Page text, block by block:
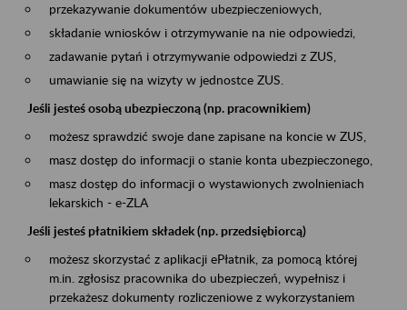
przekazywanie dokumentów ubezpieczeniowych,
składanie wniosków i otrzymywanie na nie odpowiedzi,
zadawanie pytań i otrzymywanie odpowiedzi z ZUS,
umawianie się na wizyty w jednostce ZUS.
Jeśli jesteś osobą ubezpieczoną (np. pracownikiem)
możesz sprawdzić swoje dane zapisane na koncie w ZUS,
masz dostęp do informacji o stanie konta ubezpieczonego,
masz dostęp do informacji o wystawionych zwolnieniach
lekarskich - e-ZLA
Jeśli jesteś płatnikiem składek (np. przedsiębiorcą)
możesz skorzystać z aplikacji ePłatnik, za pomocą której
m.in. zgłosisz pracownika do ubezpieczeń, wypełnisz i
przekażesz dokumenty rozliczeniowe z wykorzystaniem